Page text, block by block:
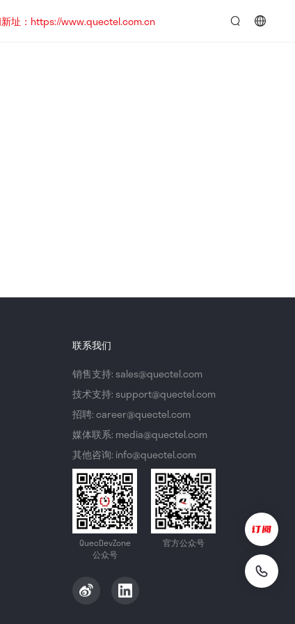
址：https://www.quectel.com.cn
联系我们
销售支持: sales@quectel.com
技术支持: support@quectel.com
招聘: career@quectel.com
媒体联系: media@quectel.com
其他咨询: info@quectel.com
QuecDevZone
公众号
官方公众号